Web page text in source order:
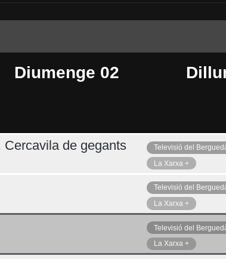
Diumenge 02
Dimecres 05 Ahir
de gegants
Televisió del
La Xarxa +
Televisió del
La Xarxa +
Televisió del
La Xarxa +